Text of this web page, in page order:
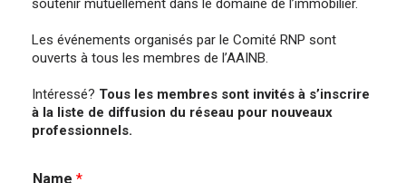
soutenir mutuellement dans le domaine de l’immobilier.
Les événements organisés par le Comité RNP sont
ouverts à tous les membres de l’AAINB.
Intéressé? Tous les membres sont invités à s’inscrire
à la liste de diffusion du réseau pour nouveaux
professionnels.
Name *